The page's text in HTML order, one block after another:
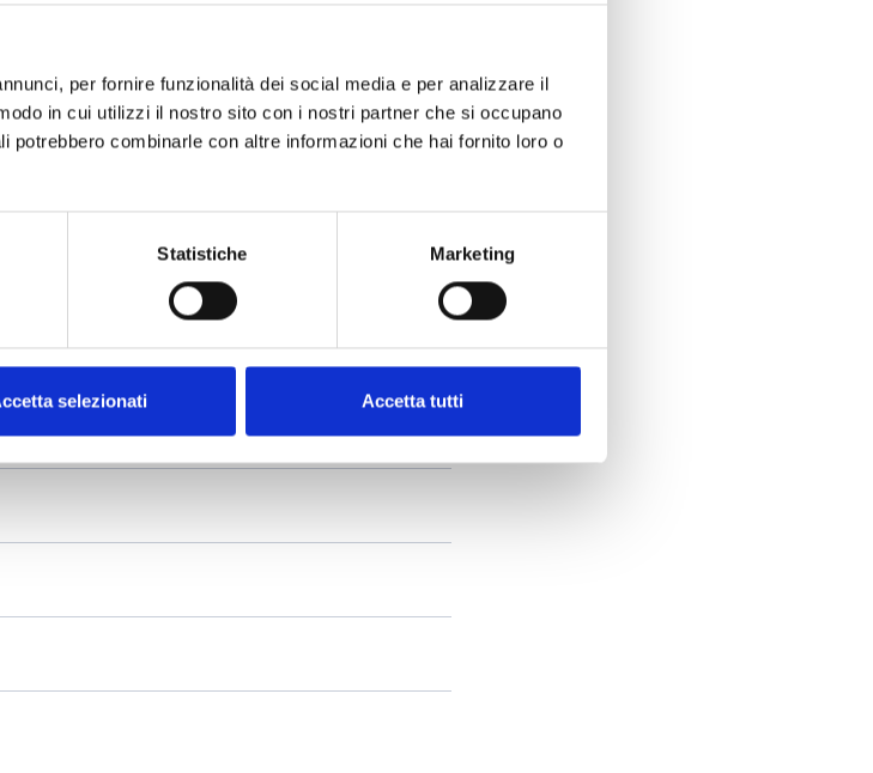
per fornire funzionalità dei social media e per analizzare il
in cui utilizzi il nostro sito con i nostri partner che si occupano
potrebbero combinarle con altre informazioni che hai fornito loro o
Statistiche Marketing
selezionati Accetta tutti